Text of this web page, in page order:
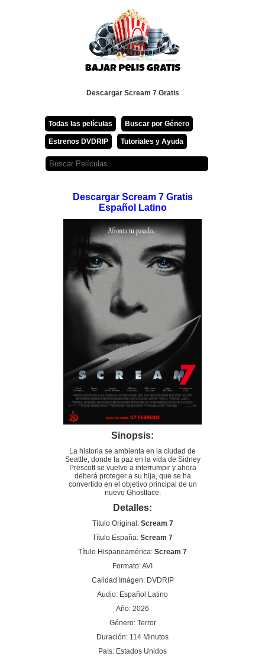
Descargar Scream 7 Gratis
Todas las películas Buscar por Género
Estrenos DVDRIP Tutoriales y Ayuda
Descargar Scream 7 Gratis
Español Latino
Sinopsis:
La historia se ambienta en la ciudad de
Seattle, donde la paz en la vida de Sidney
Prescott se vuelve a interrumpir y ahora
deberá proteger a su hija, que se ha
convertido en el objetivo principal de un
nuevo Ghostface.
Detalles:
Título Original: Scream 7
Título España: Scream 7
Título Hispanoamérica: Scream 7
Formato: AVI
Calidad Imágen: DVDRIP
Audio: Español Latino
Año: 2026
Género: Terror
Duración: 114 Minutos
País: Estados Unidos